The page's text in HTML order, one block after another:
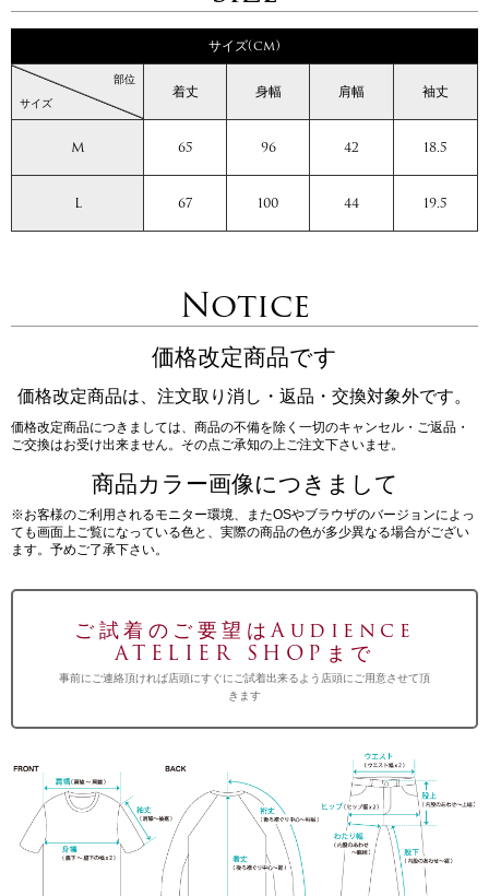
サイズ(cm)
サイズ
部位
着丈 身幅 肩幅 袖丈
M 65 96 42 18.5
L 67 100 44 19.5
Notice
価格改定商品です
価格改定商品は、注文取り消し・返品・交換対象外です。
価格改定商品につきましては、商品の不備を除く一切のキャンセル・ご返品・
ご交換はお受け出来ません。その点ご承知の上ご注文下さいませ。
商品カラー画像につきまして
※お客様のご利用されるモニター環境、またOSやブラウザのバージョンによっ
ても画面上ご覧になっている色と、実際の商品の色が多少異なる場合がござい
ます。予めご了承下さい。
ご試着のご要望はAudience
ATELIER SHOPまで
事前にご連絡頂ければ店頭にすぐにご試着出来るよう店頭にご用意させて頂
きます